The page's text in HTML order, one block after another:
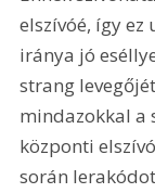
elszívóé, így
iránya jó
strang
mindazokkal a
központi
során